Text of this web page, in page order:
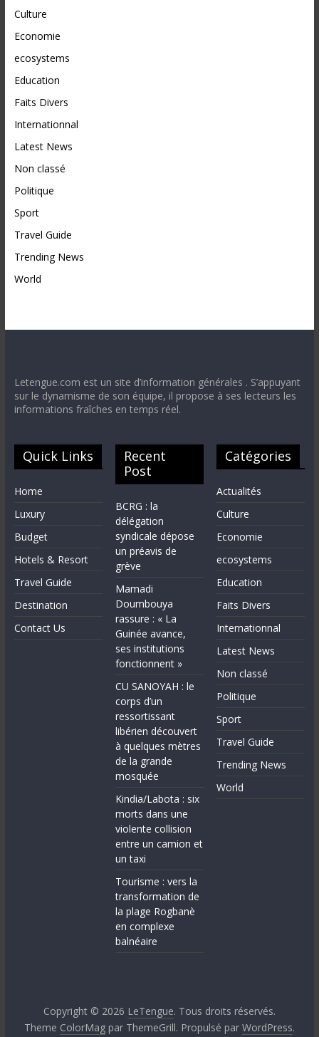
Culture
Economie
ecosystems
Education
Faits Divers
Internationnal
Latest News
Non classé
Politique
Sport
Travel Guide
Trending News
World
Letengue.com est un site d’information générales . S’appuyant
sur le dynamisme de son équipe, il propose à ses lecteurs les
informations fraîches en temps réel.
Quick Links
Home
Luxury
Budget
Hotels & Resort
Travel Guide
Destination
Contact Us
Recent
Post
BCRG : la
délégation
syndicale dépose
un préavis de
grève
Mamadi
Doumbouya
rassure : « La
Guinée avance,
ses institutions
fonctionnent »
CU SANOYAH : le
corps d’un
ressortissant
libérien découvert
à quelques mètres
de la grande
mosquée
Kindia/Labota : six
morts dans une
violente collision
entre un camion et
un taxi
Tourisme : vers la
transformation de
la plage Rogbanè
en complexe
balnéaire
Catégories
Actualités
Culture
Economie
ecosystems
Education
Faits Divers
Internationnal
Latest News
Non classé
Politique
Sport
Travel Guide
Trending News
World
Copyright © 2026 LeTengue. Tous droits réservés.
Theme ColorMagpar ThemeGrill. Propulsé par WordPress.